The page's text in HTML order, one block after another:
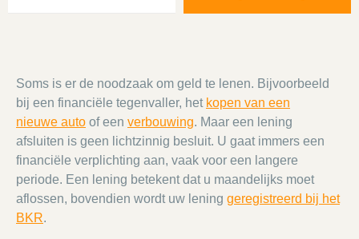
Soms is er de noodzaak om geld te lenen. Bijvoorbeeld
bij een financiële tegenvaller, het kopen van een
nieuwe auto of een verbouwing. Maar een lening
afsluiten is geen lichtzinnig besluit. U gaat immers een
financiële verplichting aan, vaak voor een langere
periode. Een lening betekent dat u maandelijks moet
aflossen, bovendien wordt uw lening geregistreerd bij het
BKR.